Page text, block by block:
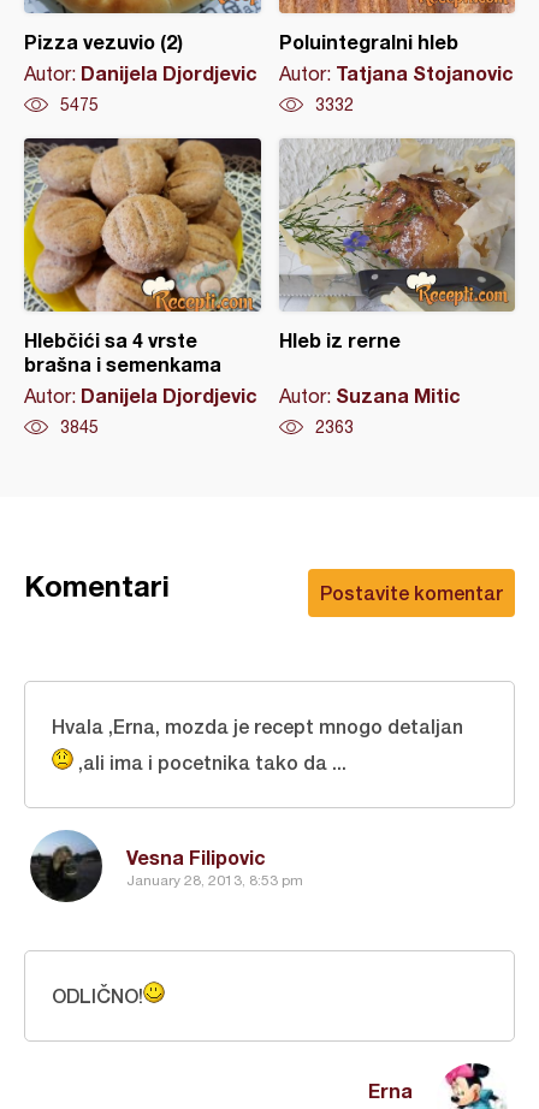
Pizza vezuvio (2)
Autor: Danijela Djordjevic
5475
Poluintegralni hleb
Autor: Tatjana Stojanovic
3332
Hlebčići sa 4 vrste
brašna i semenkama
Autor: Danijela Djordjevic
3845
Hleb iz rerne
Autor: Suzana Mitic
2363
Postavite komentar
Komentari
Vesna Filipovic
January 28, 2013, 8:53 pm
Hvala ,Erna, mozda je recept mnogo detaljan
,ali ima i pocetnika tako da ...
Erna
ODLIČNO!